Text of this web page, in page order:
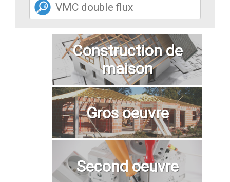
Construction de
maison
Gros oeuvre
Second oeuvre